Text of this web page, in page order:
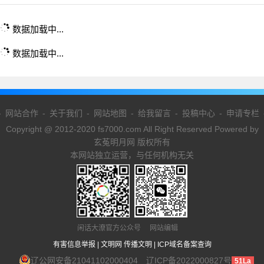
数据加载中...
数据加载中...
网站合作- 关于我们 - 网站地图 - 给我留言 - 投稿中心- 申请专栏
Copyright @ 2012-2020 fs7000.com All Right Reserved Powered by
玄菟明月网 版权所有
本网站独立运营，与任何机构无关
闲话大潦官方公众号 网站编辑
有害信息举报
文明网 传播文明 ICP域名备案查询
辽公网安备21041102000404 辽ICP备2022000827号 51La